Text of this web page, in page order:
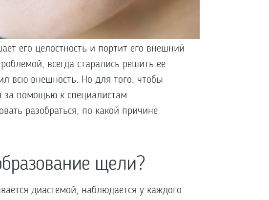
его целостность и портит его внешний
всегда старались решить ее
всю внешность. Но для того, чтобы
за помощью к специалистам
разобраться, по какой причине
щели?
диастемой, наблюдается у каждого